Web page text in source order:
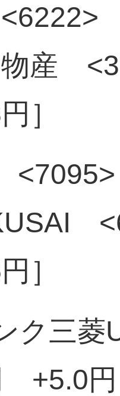
物産
］
］
ク三
+5.0